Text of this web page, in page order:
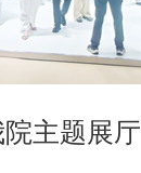
主题展厅